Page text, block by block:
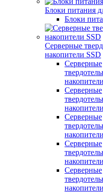
Блоки питания
Блоки
Серверные
накопители SSD
Cерверные
Cерверные
Cерверные
Cерверные
Серверные